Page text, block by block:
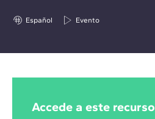
Español Evento
Accede a este recurso